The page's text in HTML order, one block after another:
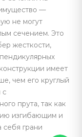
—
не могут
сечением. Это
жесткости,
имеет
чем его круглый
с
прута, так как
изгибающим и
грани